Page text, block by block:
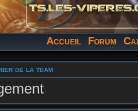
Accueil Forum
de la team